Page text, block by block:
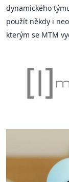
dynamického
použít někdy i
kterým se MTM